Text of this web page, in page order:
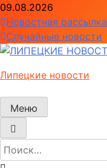
Перейти
к
содержимому
09.08.2026
Новостная рассылка
Случайные новости
Липецкие новости
Меню
Найти: